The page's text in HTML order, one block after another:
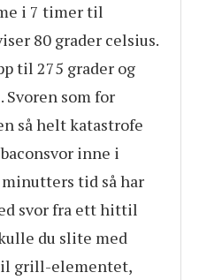
i 7 timer til
80 grader celsius.
til 275 grader og
som for
så helt katastrofe
inne i
tid så har
svor fra ett hittil
du slite med
grill-elementet,